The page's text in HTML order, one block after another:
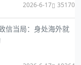
2026-6-17 35170
信当局：身处海外就